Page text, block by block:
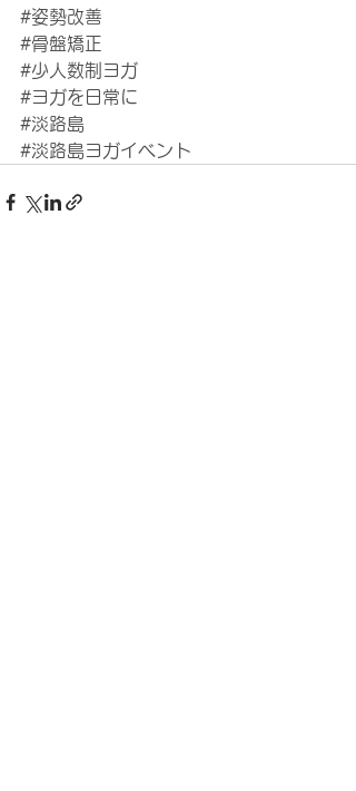
#姿勢改善
#骨盤矯正
#少人数制ヨガ
#ヨガを日常に
#淡路島
#淡路島ヨガイベント